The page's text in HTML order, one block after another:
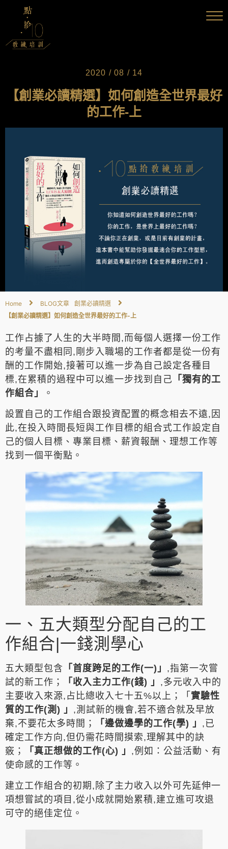
2020 / 08 / 14
【創業必讀精選】如何創造全世界最好
的工作-上
Home BLOG文章
創業必讀精選
【創業必讀精選】如何創造全世界最好的工作-上
工作占據了人生的大半時間,而每個人選擇一份工作
的考量不盡相同,剛步入職場的工作者都是從一份有
酬的工作開始,接著可以進一步為自己設定各種目
標,在累積的過程中可以進一步找到自己 「獨有的工
作組合」
。
設置自己的工作組合跟投資配置的概念相去不遠,因
此,在投入時間長短與工作目標的組合式工作設定自
己的個人目標、專業目標、薪資報酬、理想工作等
找到一個平衡點。
一、五大類型分配自己的工
作組合|一錢測學心
五大類型包含 「首度跨足的工作(一)」 ,指第一次嘗
試的新工作；
「收入主力工作(錢) 」 ,多元收入中的
主要收入來源,占比總收入七十五%以上；「 實驗性
質的工作(測) 」 ,測試新的機會,若不適合就及早放
棄,不要花太多時間；
「邊做邊學的工作(學) 」 ,已
確定工作方向,但仍需花時間摸索,理解其中的訣
竅；
「真正想做的工作(心) 」 ,例如：公益活動、有
使命感的工作等。
建立工作組合的初期,除了主力收入以外可先延伸一
項想嘗試的項目,從小成就開始累積,建立進可攻退
可守的絕佳定位。